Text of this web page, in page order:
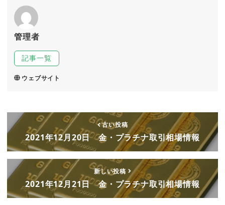
管理者
記事一覧
ウェブサイト
古い投稿
2021年12月20日 金・プラチナ取引相場情報
新しい投稿
2021年12月21日 金・プラチナ取引相場情報